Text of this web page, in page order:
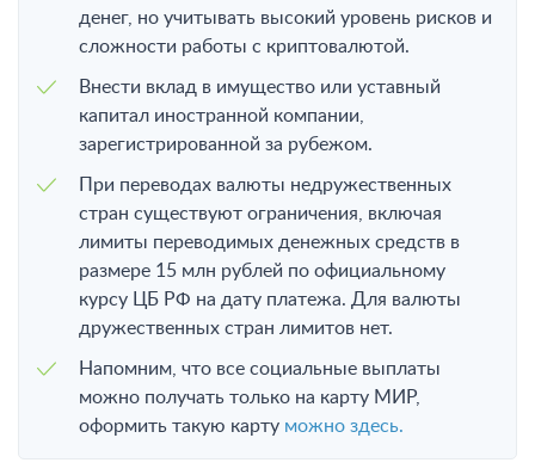
денег, но учитывать высокий уровень рисков и
сложности работы с криптовалютой.
Внести вклад в имущество или уставный
капитал иностранной компании,
зарегистрированной за рубежом.
При переводах валюты недружественных
стран существуют ограничения, включая
лимиты переводимых денежных средств в
размере 15 млн рублей по официальному
курсу ЦБ РФ на дату платежа. Для валюты
дружественных стран лимитов нет.
Напомним, что все социальные выплаты
можно получать только на карту МИР,
оформить такую карту можно здесь.